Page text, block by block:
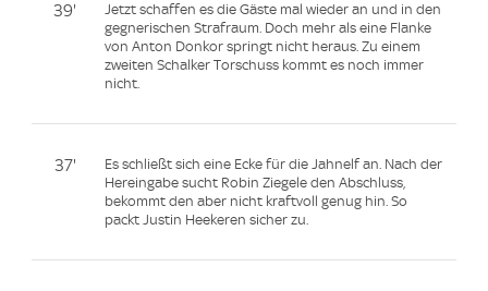
39'
Jetzt schaffen es die Gäste mal wieder an und in den
gegnerischen Strafraum. Doch mehr als eine Flanke
von Anton Donkor springt nicht heraus. Zu einem
zweiten Schalker Torschuss kommt es noch immer
nicht.
37'
Es schließt sich eine Ecke für die Jahnelf an. Nach der
Hereingabe sucht Robin Ziegele den Abschluss,
bekommt den aber nicht kraftvoll genug hin. So
packt Justin Heekeren sicher zu.